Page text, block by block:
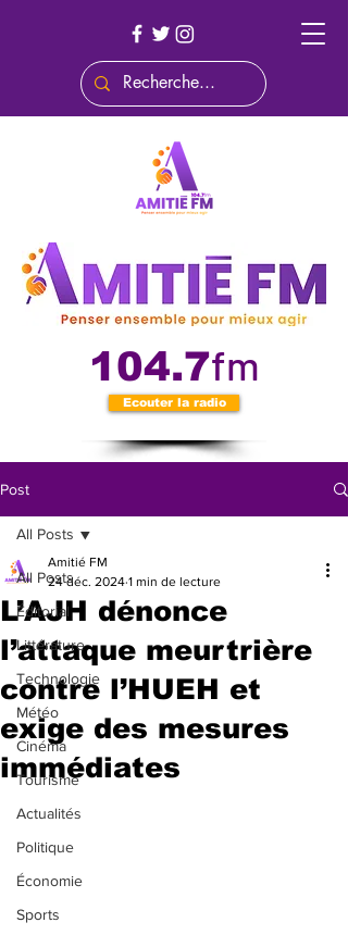
104.7fm
Ecouter la radio
Post
All Posts
Éditorial
Littérature
Technologie
Météo
Cinéma
Tourisme
Actualités
Politique
Économie
Sports
All Posts
L’AJH dénonce
l’attaque meurtrière
contre l’HUEH et
exige des mesures
immédiates
Amitié FM
24 déc. 2024 1 min de lecture